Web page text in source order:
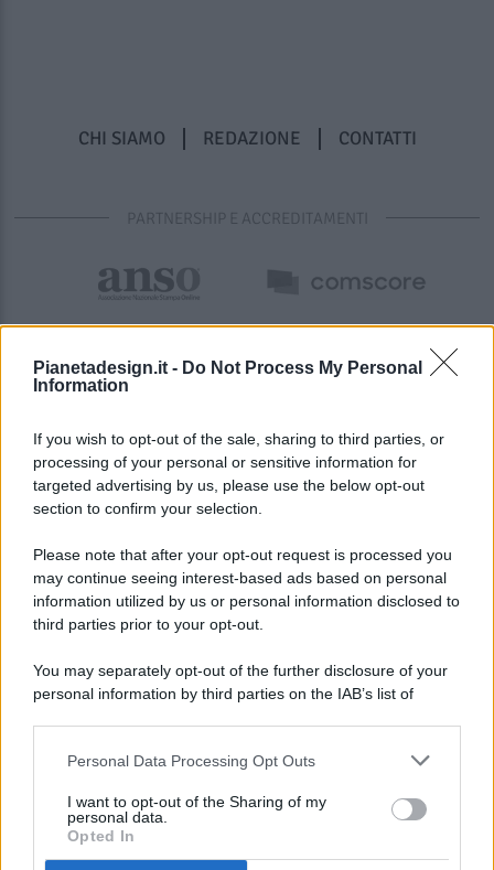
Pianetadesign.it - Do Not Process My Personal
Information
If you wish to opt-out of the sale, sharing to third parties, or
processing of your personal or sensitive information for
targeted advertising by us, please use the below opt-out
section to confirm your selection.
Please note that after your opt-out request is processed you
may continue seeing interest-based ads based on personal
information utilized by us or personal information disclosed to
third parties prior to your opt-out.
You may separately opt-out of the further disclosure of your
personal information by third parties on the IAB’s list of
This information may also be disclosed by us to third parties
disclose it to other third parties.
Personal Data Processing Opt Outs
I want to opt-out of the Sharing of my
personal data.
Opted In
CHI SIAMO REDAZIONE CONTATTI
PARTNERSHIP E ACCREDITAMENTI
© 2026 - Pianeta Design - P.IVA 04827280654 - Testata
Registrata Al Tribunale Di Nocera Inferiore N. 8/2020 - RG N.
ISCRIZIONE AL ROC N. 35792 – ISCRITTA ALL’ANSO
(ASSOCIAZIONE NAZIONALE STAMPA ONLINE)
PREFERENZE PRIVACY